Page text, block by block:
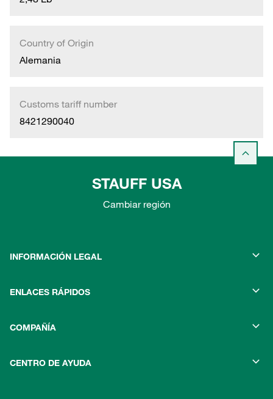
Country of Origin
Alemania
Customs tariff number
8421290040
STAUFF USA
Cambiar región
INFORMACIÓN LEGAL
ENLACES RÁPIDOS
COMPAÑÍA
CENTRO DE AYUDA